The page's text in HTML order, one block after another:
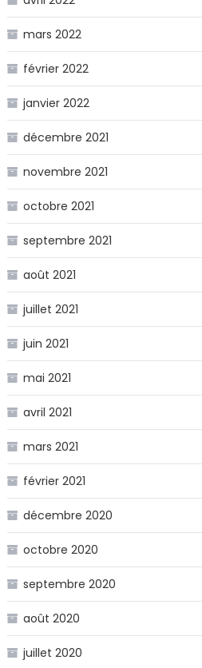
mars 2022
février 2022
janvier 2022
décembre 2021
novembre 2021
octobre 2021
septembre 2021
août 2021
juillet 2021
juin 2021
mai 2021
avril 2021
mars 2021
février 2021
décembre 2020
octobre 2020
septembre 2020
août 2020
juillet 2020